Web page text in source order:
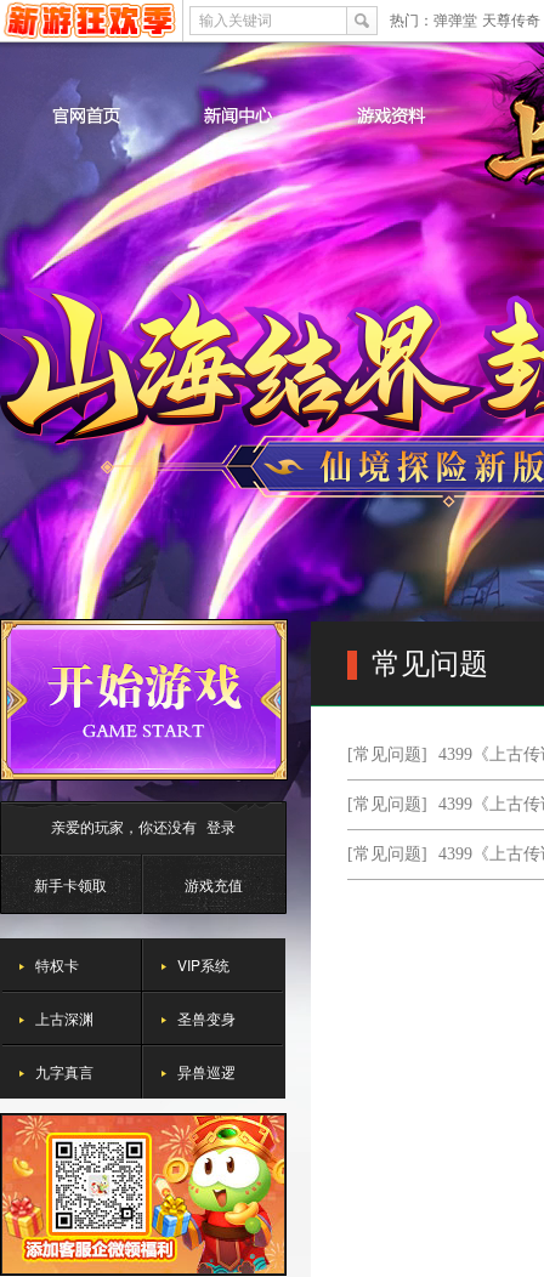
输入关键词 热门： 弹弹堂 天尊传奇
亲爱的玩家，你还没有 登录
新手卡领取 游戏充值
特权卡 VIP系统
上古深渊 圣兽变身
九字真言 异兽巡逻
常见问题
[常见问题] 4399《上古
[常见问题] 4399《上古
[常见问题] 4399《上古